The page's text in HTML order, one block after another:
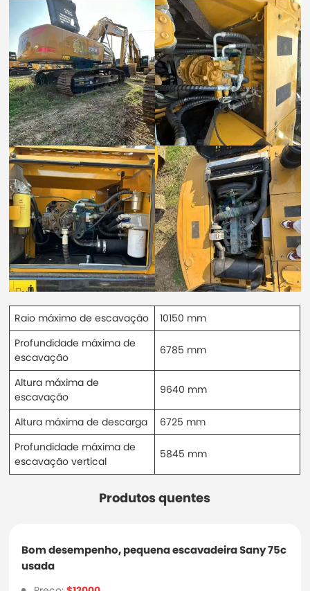
Raio máximo de escavação
10150 mm
Profundidade máxima de
escavação
6785 mm
Altura máxima de
escavação
9640 mm
Altura máxima de descarga
6725 mm
Profundidade máxima de
escavação vertical
5845 mm
Produtos quentes
Bom desempenho, pequena escavadeira Sany 75c
usada